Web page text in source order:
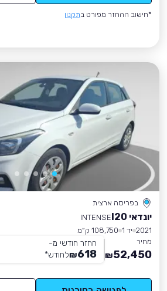
*חישוב ההחזר מפורט בתקנון
בפריסה ארצית
יונדאי I20
INTENSE
2021 יד 1
108,750 ק״מ
מחיר
52,450
₪
החזר חודשי מ-
618
₪לחודש*